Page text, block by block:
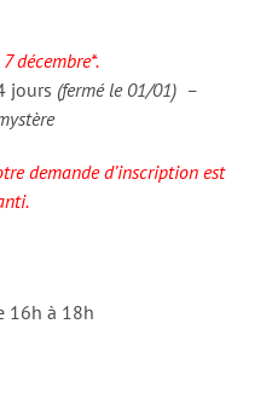
décembre*.
jours (fermé le 01/01) –
demande d’inscription est
16h à 18h